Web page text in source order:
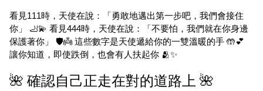
看見111時，天使在說：「勇敢地邁出第一步吧，我們會接住
你」 🦶💫 看見444時，天使在說：「不要怕，我們就在你身邊
保護著你」 🛡️👼 這些數字是天使遞給你的一雙溫暖的手 🤲💕
讓你知道，即使跌倒，也會有人扶起你 🫂✨
🌺 確認自己正走在對的道路上 🌺